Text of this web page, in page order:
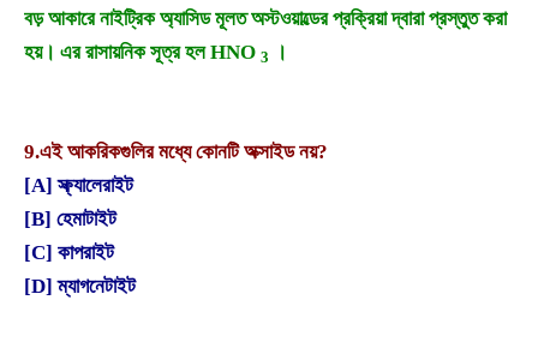
বড় আকারে নাইট্রিক অ্যাসিড মূলত অস্টওয়াল্ডের প্রক্রিয়া দ্বারা প্রস্তুত করা
হয়। এর রাসায়নিক সূত্র হল HNO 3 ।
9.এই আকরিকগুলির মধ্যে কোনটি অক্সাইড নয়?
[A] স্ফ্যালেরাইট
[B] হেমাটাইট
[C] কাপরাইট
[D] ম্যাগনেটাইট